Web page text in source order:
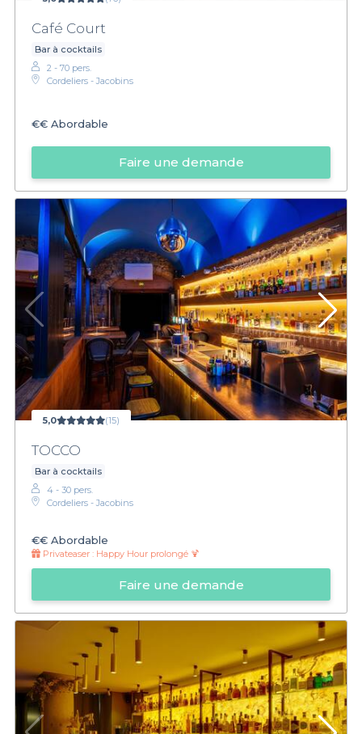
Café Court
Bar à cocktails
2 - 70 pers.
Cordeliers - Jacobins
€€ Abordable
Faire une demande
5,0 (15)
TOCCO
Bar à cocktails
4 - 30 pers.
Cordeliers - Jacobins
€€ Abordable
Privateaser : Happy Hour prolongé 🍹
Faire une demande